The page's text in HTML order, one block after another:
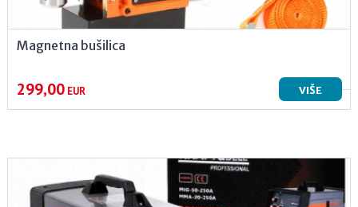
Magnetna bušilica
299,00EUR VIŠE